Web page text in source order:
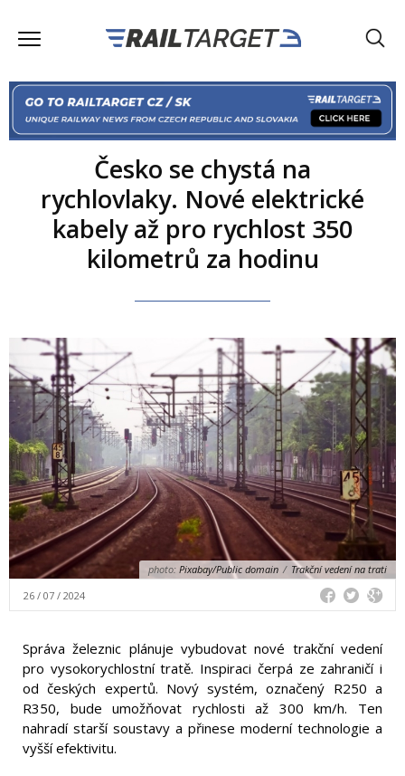
Česko se chystá na
rychlovlaky. Nové elektrické
kabely až pro rychlost 350
kilometrů za hodinu
photo: Pixabay/Public domain / Trakční vedení na trati
26 / 07 / 2024
Správa železnic plánuje vybudovat nové trakční vedení
pro vysokorychlostní tratě. Inspiraci čerpá ze zahraničí i
od českých expertů. Nový systém, označený R250 a
R350, bude umožňovat rychlosti až 300 km/h. Ten
nahradí starší soustavy a přinese moderní technologie a
vyšší efektivitu.